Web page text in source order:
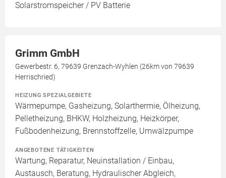
Solarstromspeicher / PV Batterie
Grimm GmbH
Gewerbestr. 6, 79639 Grenzach-Wyhlen (26km von 79639
Herrischried)
HEIZUNG SPEZIALGEBIETE
Wärmepumpe, Gasheizung, Solarthermie, Ölheizung,
Pelletheizung, BHKW, Holzheizung, Heizkörper,
Fußbodenheizung, Brennstoffzelle, Umwälzpumpe
ANGEBOTENE TÄTIGKEITEN
Wartung, Reparatur, Neuinstallation / Einbau,
Austausch, Beratung, Hydraulischer Abgleich,